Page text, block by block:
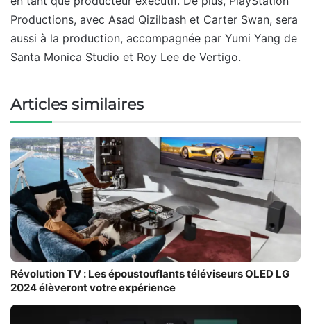
Productions, avec Asad Qizilbash et Carter Swan, sera
aussi à la production, accompagnée par Yumi Yang de
Santa Monica Studio et Roy Lee de Vertigo.
Articles similaires
Révolution TV : Les époustouflants téléviseurs OLED LG
2024 élèveront votre expérience